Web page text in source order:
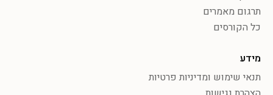
תרגום מאמרים
כל הקורסים
מידע
תנאי שימוש ומדיניות פרטיות